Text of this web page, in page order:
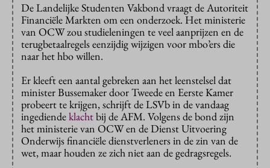
De Landelijke Studenten Vakbond vraagt de Autoriteit
Financiële Markten om een onderzoek. Het ministerie
van OCW zou studieleningen te veel aanprijzen en de
terugbetaalregels eenzijdig wijzigen voor mbo’ers die
naar het hbo willen.
Er kleeft een aantal gebreken aan het leenstelsel dat
minister Bussemaker door Tweede en Eerste Kamer
probeert te krijgen, schrijft de LSVb in de vandaag
ingediendeklachtbij de AFM. Volgens de bond zijn
het ministerie van OCW en de Dienst Uitvoering
Onderwijs financiële dienstverleners in de zin van de
wet, maar houden ze zich niet aan de gedragsregels.